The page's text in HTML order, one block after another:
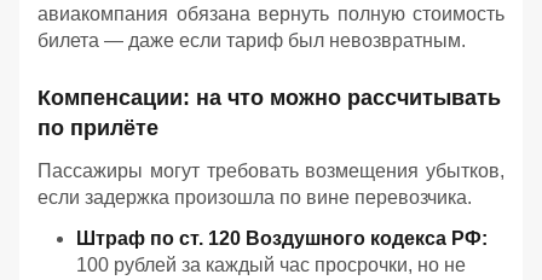
авиакомпания обязана вернуть полную стоимость
билета — даже если тариф был невозвратным.
Компенсации: на что можно рассчитывать
по прилёте
Пассажиры могут требовать возмещения убытков,
если задержка произошла по вине перевозчика.
Штраф по ст. 120 Воздушного кодекса РФ:
100 рублей за каждый час просрочки, но не